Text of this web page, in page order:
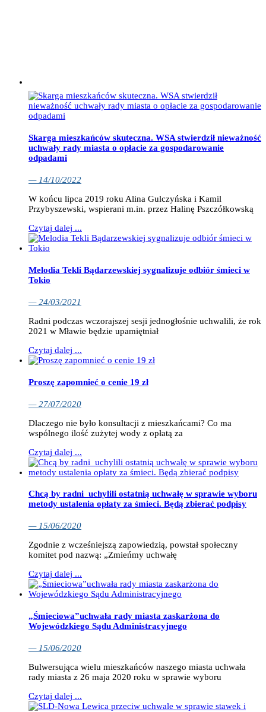
Skarga mieszkańców skuteczna. WSA stwierdził nieważność
uchwały rady miasta o opłacie za gospodarowanie
odpadami
— 14/10/2022
W końcu lipca 2019 roku Alina Gulczyńska i Kamil
Przybyszewski, wspierani m.in. przez Halinę Pszczółkowską
Czytaj dalej ...
Melodia Tekli Bądarzewskiej sygnalizuje odbiór śmieci w
Tokio
— 24/03/2021
Radni podczas wczorajszej sesji jednogłośnie uchwalili, że rok
2021 w Mławie będzie upamiętniał
Czytaj dalej ...
Proszę zapomnieć o cenie 19 zł
— 27/07/2020
Dlaczego nie było konsultacji z mieszkańcami? Co ma
wspólnego ilość zużytej wody z opłatą za
Czytaj dalej ...
Chcą by radni uchylili ostatnią uchwałę w sprawie wyboru
metody ustalenia opłaty za śmieci. Będą zbierać podpisy
— 15/06/2020
Zgodnie z wcześniejszą zapowiedzią, powstał społeczny
komitet pod nazwą: „Zmieńmy uchwałę
Czytaj dalej ...
„Śmieciowa”uchwała rady miasta zaskarżona do
Wojewódzkiego Sądu Administracyjnego
— 15/06/2020
Bulwersująca wielu mieszkańców naszego miasta uchwała
rady miasta z 26 maja 2020 roku w sprawie wyboru
Czytaj dalej ...